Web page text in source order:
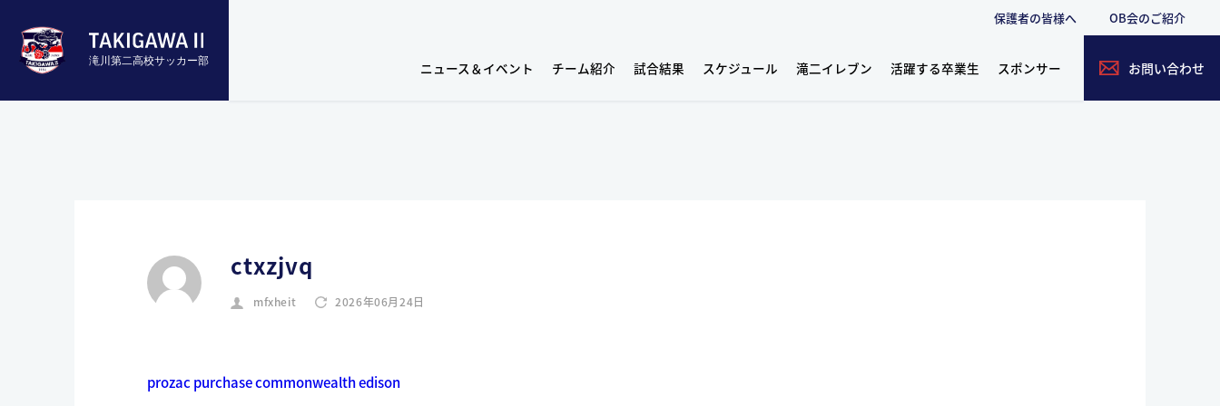
滝川第二高校サッカー部
保護者の皆様へ OB会のご紹介
ニュース＆イベント チーム紹介 試合結果 スケジュール 滝二イレブン 活躍する卒業生 スポンサー お問い合わせ
ctxzjvq
mfxheit 2026年06月24日
prozac purchase commonwealth edison